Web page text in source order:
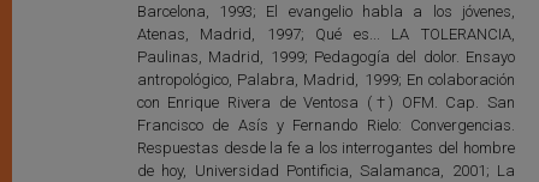
Barcelona, 1993; El evangelio habla a los jóvenes,
Atenas, Madrid, 1997; Qué es... LA TOLERANCIA,
Paulinas, Madrid, 1999; Pedagogía del dolor. Ensayo
antropológico, Palabra, Madrid, 1999; En colaboración
con Enrique Rivera de Ventosa (†) OFM. Cap. San
Francisco de Asís y Fernando Rielo: Convergencias.
Respuestas desde la fe a los interrogantes del hombre
de hoy, Universidad Pontificia, Salamanca, 2001; La